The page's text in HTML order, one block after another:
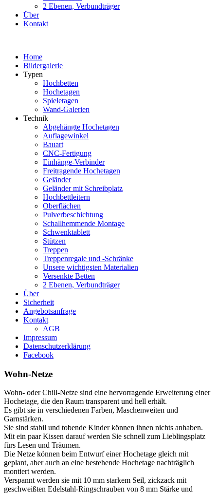
2 Ebenen, Verbundträger
Über
Kontakt
contentHome
Bildergalerie
Typen
Hochbetten
Hochetagen
Spieletagen
Wand-Galerien
Technik
Abgehängte Hochetagen
Auflagewinkel
Bauart
CNC-Fertigung
Einhänge-Verbinder
Freitragende Hochetagen
Geländer
Geländer mit Schreibplatz
Hochbettleitern
Oberflächen
Pulverbeschichtung
Schallhemmende Montage
Schwenktablett
Stützen
Treppen
Treppenregale und -Schränke
Unsere wichtigsten Materialien
Versenkte Betten
2 Ebenen, Verbundträger
Über
Sicherheit
Angebotsanfrage
Kontakt
AGB
Impressum
Datenschutzerklärung
Facebook
Wohn-Netze
Wohn- oder Chill-Netze sind eine hervorragende Erweiterung einer
Hochetage, die den Raum transparent und hell erhält.
Es gibt sie in verschiedenen Farben, Maschenweiten und
Garnstärken.
Sie sind stabil und tobende Kinder können ihnen nichts anhaben.
Mit ein paar Kissen darauf werden Sie schnell zum Lieblingsplatz
fürs Lesen und Träumen.
Die Netze können beim Entwurf einer Hochetage gleich mit
geplant, aber auch an eine bestehende Hochetage nachträglich
montiert werden.
Verspannt werden sie mit 10 mm starkem Seil, zickzack mit
geschweißten Edelstahl-Ringschrauben von 8 mm Stärke und